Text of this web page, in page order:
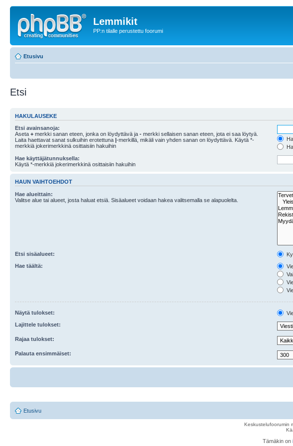
Lemmikit
PP:n tilalle perustettu foorumi
Etusivu
Etsi
HAKULAUSEKE
Etsi avainsanoja:
Aseta + merkki sanan eteen, jonka on löydyttävä ja - merkki sellaisen sanan eteen, jota ei saa löytyä.
Laita haettavat sanat sulkuihin erotettuna |-merkillä, mikäli vain yhden sanan on löydyttävä. Käytä *-
merkkiä jokerimerkkinä osittaisiin hakuihin
Hae käyttäjätunnuksella:
Käytä *-merkkiä jokerimerkkinä osittaisiin hakuihin
HAUN VAIHTOEHDOT
Hae alueittain:
Valitse alue tai alueet, josta haluat etsiä. Sisäalueet voidaan hakea valitsemalla se alapuolelta.
Etsi sisäalueet:
Hae täältä:
Näytä tulokset:
Lajittele tulokset:
Rajaa tulokset:
Palauta ensimmäiset:
Etusivu
Keskustelufoorumin
Tämäkin on